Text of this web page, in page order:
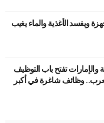
ويفسد الأغذية والماء يغيب
والإمارات تفتح باب التوظيف
وظائف شاغرة في أكبر